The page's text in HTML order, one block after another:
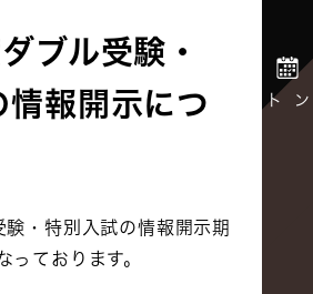
ブル受験・
報開示につ
・特別入試の情報開示期
っております。